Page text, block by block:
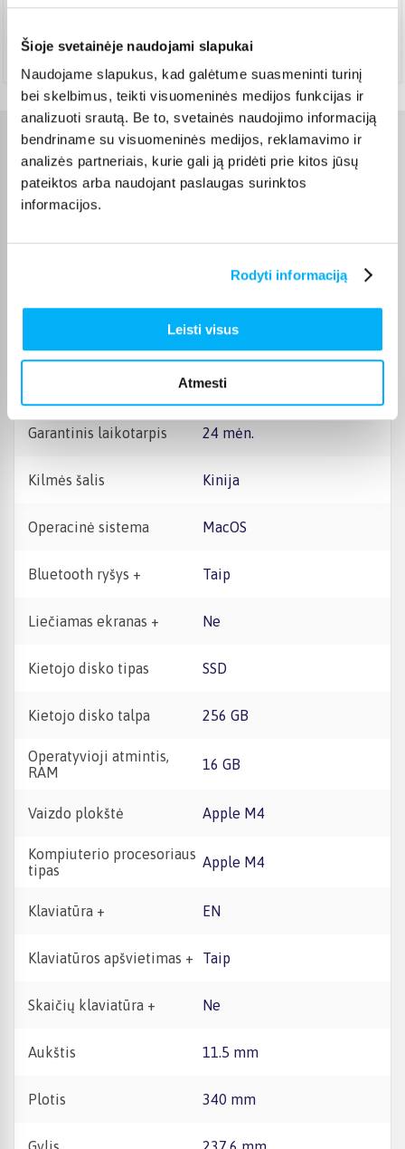
Šioje svetainėje naudojami slapukai
Naudojame slapukus, kad galėtume suasmeninti turinį
bei skelbimus, teikti visuomeninės medijos funkcijas ir
analizuoti srautą. Be to, svetainės naudojimo informaciją
bendriname su visuomeninės medijos, reklamavimo ir
analizės partneriais, kurie gali ją pridėti prie kitos jūsų
pateiktos arba naudojant paslaugas surinktos
informacijos.
Rodyti informaciją
Leisti visus
Atmesti
Rugpjūtis 10d. - Rugpjūtis 11d.
Atsiėmimas Veiverių g. 171, Kaunas
Rugpjūtis 10d. - Rugpjūtis 11d.
Charakteristikos
Gamintojas
Kaupiklio tipas SSD
15.3
4. Ultra-wide / 3K
Garantinis laikotarpis 24 mėn.
Kilmės šalis Kinija
Operacinė sistema macOS
Bluetooth ryšys + Taip
Liečiamas ekranas + Ne
Kietojo disko tipas SSD
Kietojo disko talpa 256 GB
Operatyvioji atmintis,
RAM
16 GB
Vaizdo plokštė Apple M4
Kompiuterio procesoriaus
tipas
Apple M4
Klaviatūra + EN
Klaviatūros apšvietimas + Taip
Skaičių klaviatūra + Ne
Aukštis 11.5 mm
Plotis 340 mm